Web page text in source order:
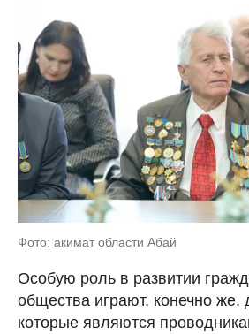
Фото: акимат области Абай
Особую роль в развитии
общества играют, конечно
которые являются